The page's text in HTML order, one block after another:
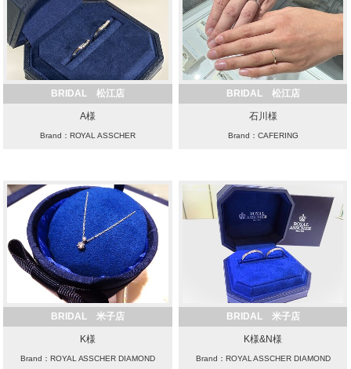
BRIDAL 松江店
A様
Brand：ROYAL ASSCHER
BRIDAL 松江店
石川様
Brand：CAFERING
BRIDAL 米子店
K様
Brand：ROYAL ASSCHER DIAMOND
BRIDAL 米子店
K様&N様
Brand：ROYAL ASSCHER DIAMOND